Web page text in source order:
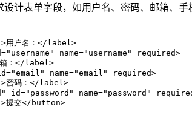
计表单字段，如用户名、密码、邮箱、
户名：</label>
name="username" required>
：</label>
name="email" required>
码：</label>
id="password" name="password"
交</button>